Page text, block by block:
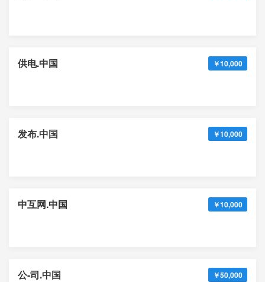
供电.中国 ￥10,000
发布.中国 ￥10,000
中互网.中国 ￥10,000
公-司.中国 ￥50,000